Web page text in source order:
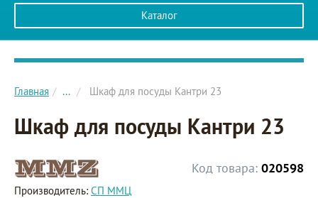
Каталог
Главное меню сайта
Главная ... Шкаф для посуды Кантри 23
Шкаф для посуды Кантри 23
Код товара: 020598
Производитель: СП ММЦ